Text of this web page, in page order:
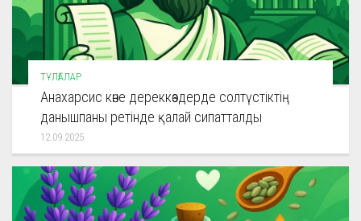
ТҰЛҒАЛАР
Анахарсис көне дереккөздерде солтүстіктің
данышпаны ретінде қалай сипатталды
12.09.2025